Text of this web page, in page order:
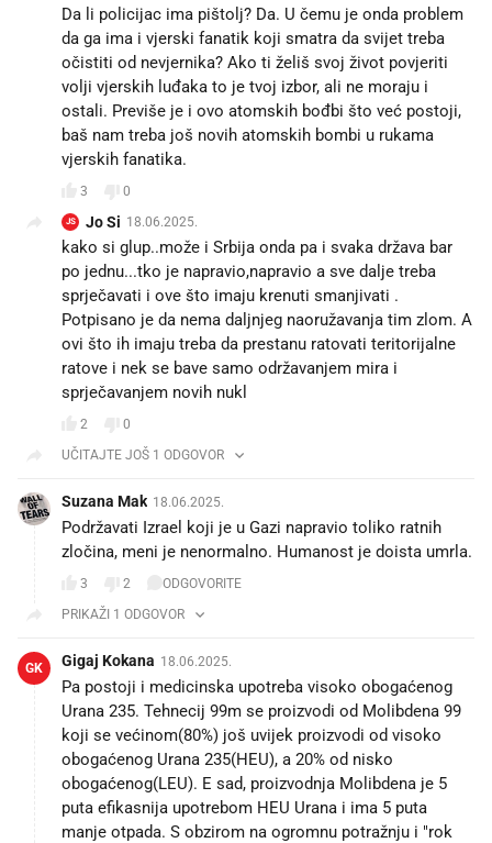
Da li policijac ima pištolj? Da. U čemu je onda problem
da ga ima i vjerski fanatik koji smatra da svijet treba
očistiti od nevjernika? Ako ti želiš svoj život povjeriti
volji vjerskih luđaka to je tvoj izbor, ali ne moraju i
ostali. Previše je i ovo atomskih bođbi što već postoji,
baš nam treba još novih atomskih bombi u rukama
vjerskih fanatika.
3 0
JS Jo Si 18.06.2025.
kako si glup..može i Srbija onda pa i svaka država bar
po jednu...tko je napravio,napravio a sve dalje treba
sprječavati i ove što imaju krenuti smanjivati .
Potpisano je da nema daljnjeg naoružavanja tim zlom. A
ovi što ih imaju treba da prestanu ratovati teritorijalne
ratove i nek se bave samo održavanjem mira i
sprječavanjem novih nukl
2
0
UČITAJTE JOŠ 1 ODGOVOR
Suzana Mak 18.06.2025.
Podržavati Izrael koji je u Gazi napravio toliko ratnih
zločina, meni je nenormalno. Humanost je doista umrla.
3 2
ODGOVORITE
PRIKAŽI 1 ODGOVOR
GK Gigaj Kokana 18.06.2025.
Pa postoji i medicinska upotreba visoko obogaćenog
Urana 235. Tehnecij 99m se proizvodi od Molibdena 99
koji se većinom(80%) još uvijek proizvodi od visoko
obogaćenog Urana 235(HEU), a 20% od nisko
obogaćenog(LEU). E sad, proizvodnja Molibdena je 5
puta efikasnija upotrebom HEU Urana i ima 5 puta
manje otpada. S obzirom na ogromnu potražnju i "rok